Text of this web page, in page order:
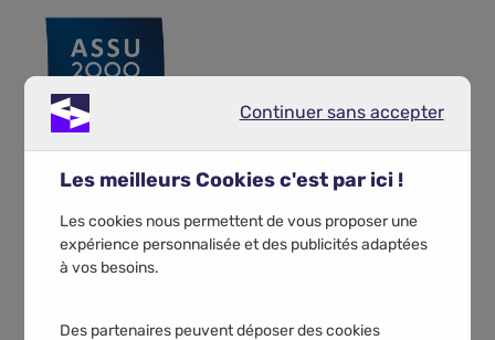
GROUPE VILAVI
n° ORIAS : 07001985
Continuer sans accepter
Les meilleurs Cookies c'est par ici !
Les cookies nous permettent de vous proposer une
expérience personnalisée et des publicités adaptées
à vos besoins.
Des partenaires peuvent déposer des cookies
Continuer sans accepter